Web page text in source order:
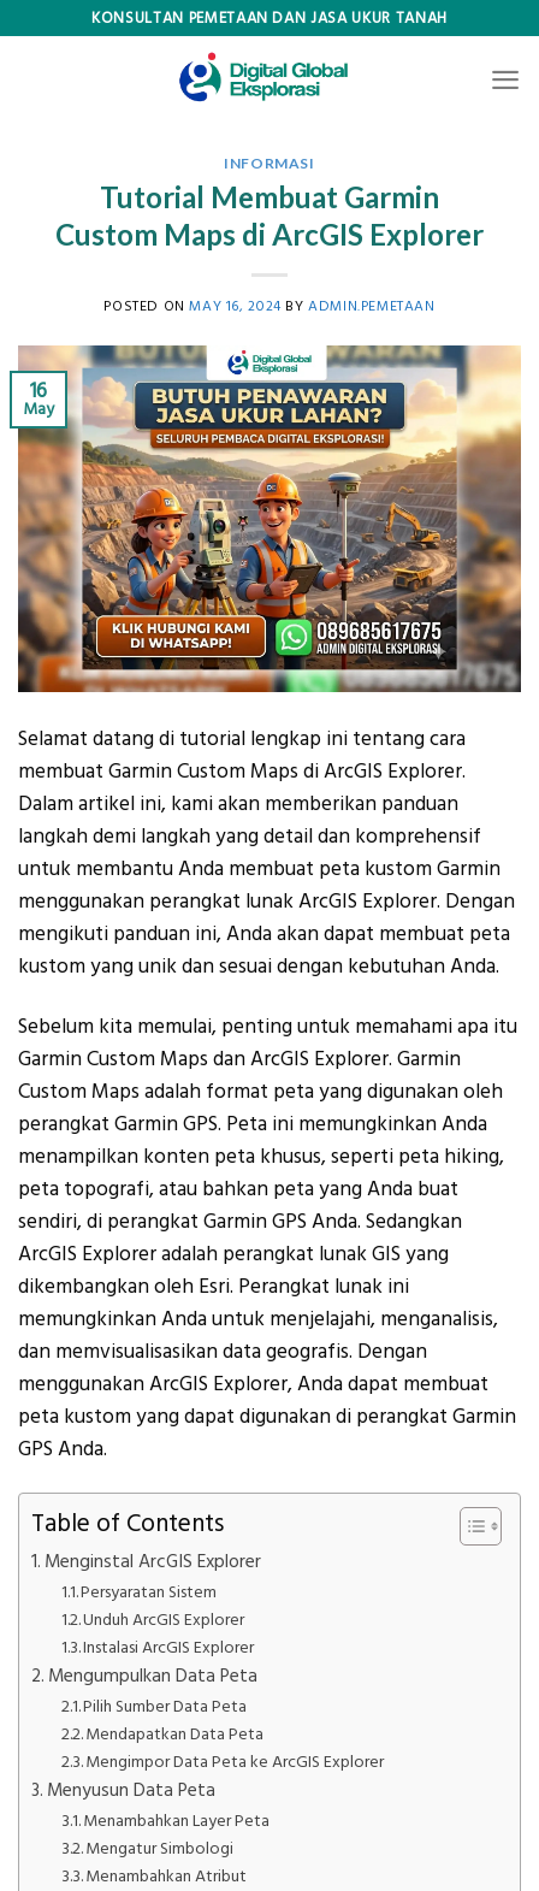
KONSULTAN PEMETAAN DAN JASA UKUR TANAH
INFORMASI
Tutorial Membuat Garmin
Custom Maps di ArcGIS Explorer
POSTED ONMAY 16, 2024BYADMIN.PEMETAAN
16
May
Selamat datang di tutorial lengkap ini tentang cara
membuat Garmin Custom Maps di ArcGIS Explorer.
Dalam artikel ini, kami akan memberikan panduan
langkah demi langkah yang detail dan komprehensif
untuk membantu Anda membuat peta kustom Garmin
menggunakan perangkat lunak ArcGIS Explorer. Dengan
mengikuti panduan ini, Anda akan dapat membuat peta
kustom yang unik dan sesuai dengan kebutuhan Anda.
Sebelum kita memulai, penting untuk memahami apa itu
Garmin Custom Maps dan ArcGIS Explorer. Garmin
Custom Maps adalah format peta yang digunakan oleh
perangkat Garmin GPS. Peta ini memungkinkan Anda
menampilkan konten peta khusus, seperti peta hiking,
peta topografi, atau bahkan peta yang Anda buat
sendiri, di perangkat Garmin GPS Anda. Sedangkan
ArcGIS Explorer adalah perangkat lunak GIS yang
dikembangkan oleh Esri. Perangkat lunak ini
memungkinkan Anda untuk menjelajahi, menganalisis,
dan memvisualisasikan data geografis. Dengan
menggunakan ArcGIS Explorer, Anda dapat membuat
peta kustom yang dapat digunakan di perangkat Garmin
GPS Anda.
Table of Contents
Menginstal ArcGIS Explorer
Persyaratan Sistem
Unduh ArcGIS Explorer
Instalasi ArcGIS Explorer
Mengumpulkan Data Peta
Pilih Sumber Data Peta
Mendapatkan Data Peta
Mengimpor Data Peta ke ArcGIS Explorer
Menyusun Data Peta
Menambahkan Layer Peta
Mengatur Simbologi
Menambahkan Atribut